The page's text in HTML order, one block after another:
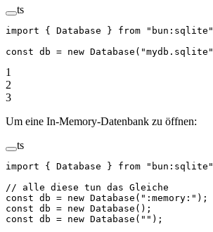
ts
import { Database } from "bun:sqlite"
const db = new Database ( "mydb.sqlite"
1
2
3
Um eine In-Memory-Datenbank zu öffnen:
ts
import { Database } from "bun:sqlite"
// alle diese tun das Gleiche
const db = new Database ( ":memory:" );
const db = new Database ();
const db = new Database ( "" );